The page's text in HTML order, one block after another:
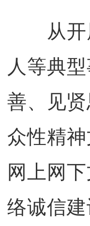
从开展
人等典
善、见
众性精
网上网
络诚信